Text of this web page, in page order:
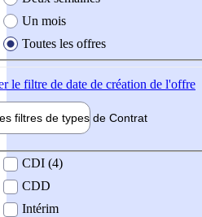
Un mois
Toutes les offres
le filtre de date de création de l'offre
filtres de types de Contrat
contrat
CDI (4)
CDD
Intérim